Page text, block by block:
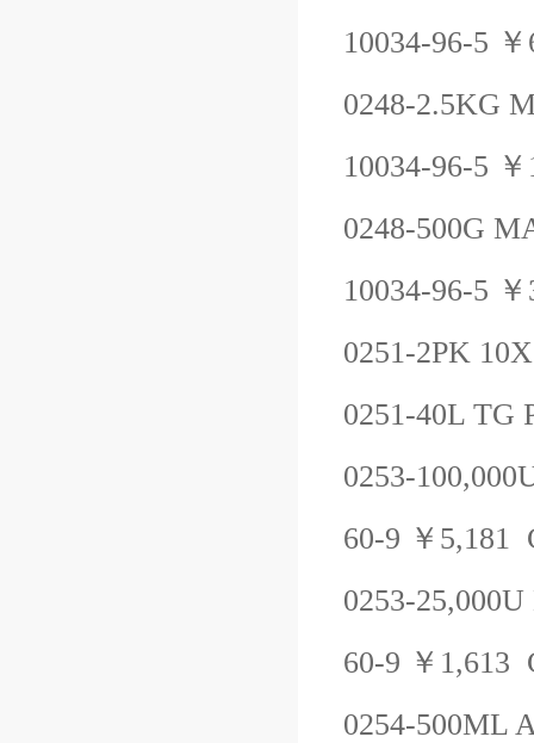
10034-96-5 ￥
0248-2.5KG
10034-96-5 ￥
0248-500G
10034-96-5 ￥
0251-2PK
0251-40L TG
0253-
60-9 ￥ 5,181
0253-25,000U
60-9 ￥ 1,613
0254-500ML